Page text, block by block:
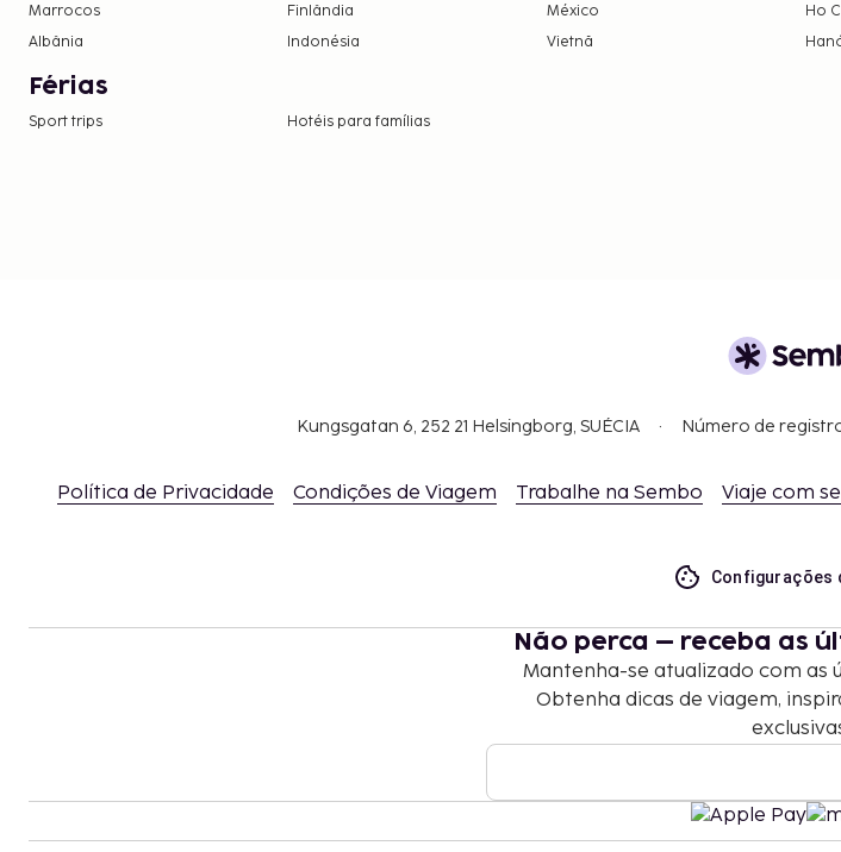
Marrocos
Finlândia
México
Albânia
Indonésia Vietnã
Ho
Férias
Sport trips Hotéis para famílias
Kungsgatan 6, 252 21 Helsingborg, SUÉCIA Número de
Política de Privacidade Condições de Viagem Trabalhe na Sembo Viaje com
Configurações
Não perca – receba as
Mantenha-se atualizado com as
Obtenha dicas de viagem,